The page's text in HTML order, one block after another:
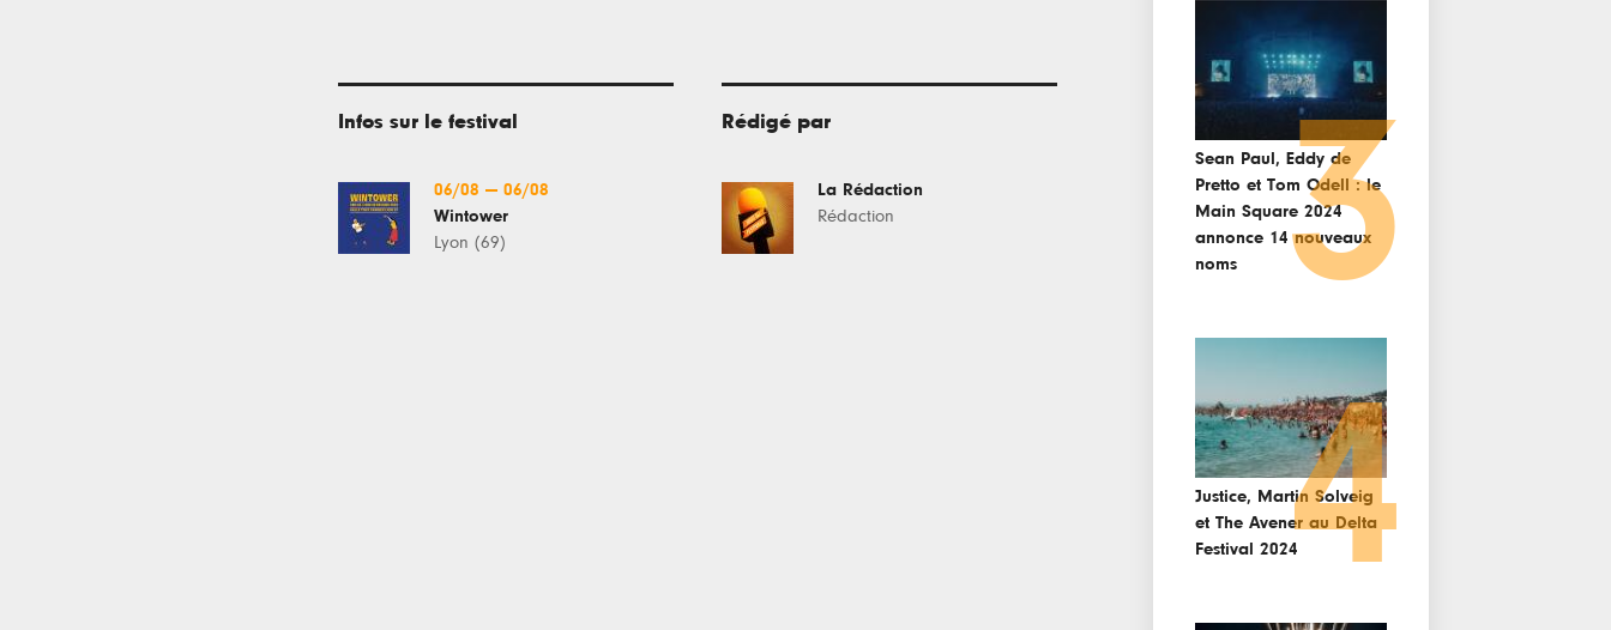
Infos sur le festival
06/08 — 06/08
Wintower
Lyon (69)
Rédigé par
La Rédaction
Rédaction
Sean Paul, Eddy de
Pretto et Tom Odell : le
Main Square 2024
annonce 14 nouveaux
noms
3
Justice, Martin Solveig
et The Avener au Delta
Festival 20244